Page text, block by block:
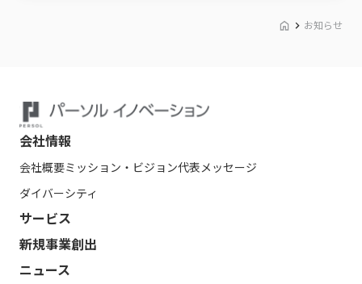
お知らせ
会社情報
会社概要ミッション・ビジョン代表メッセージ
ダイバーシティ
サービス
新規事業創出
ニュース